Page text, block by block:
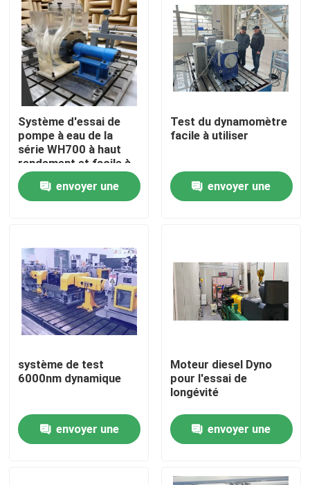
À la maison
Produits
À propos de nous
Contrôle qualité
Contactez-nous
Dynamomètre de couple
Dynamomètre à grande vitesse
Système d'essai de
pompe à eau de la
série WH700 à haut
rendement et facile à
utiliser
envoyer une
Test du dynamomètre
facile à utiliser
envoyer une
système de test
6000nm dynamique
envoyer une
Moteur diesel Dyno
pour l'essai de
longévité
envoyer une